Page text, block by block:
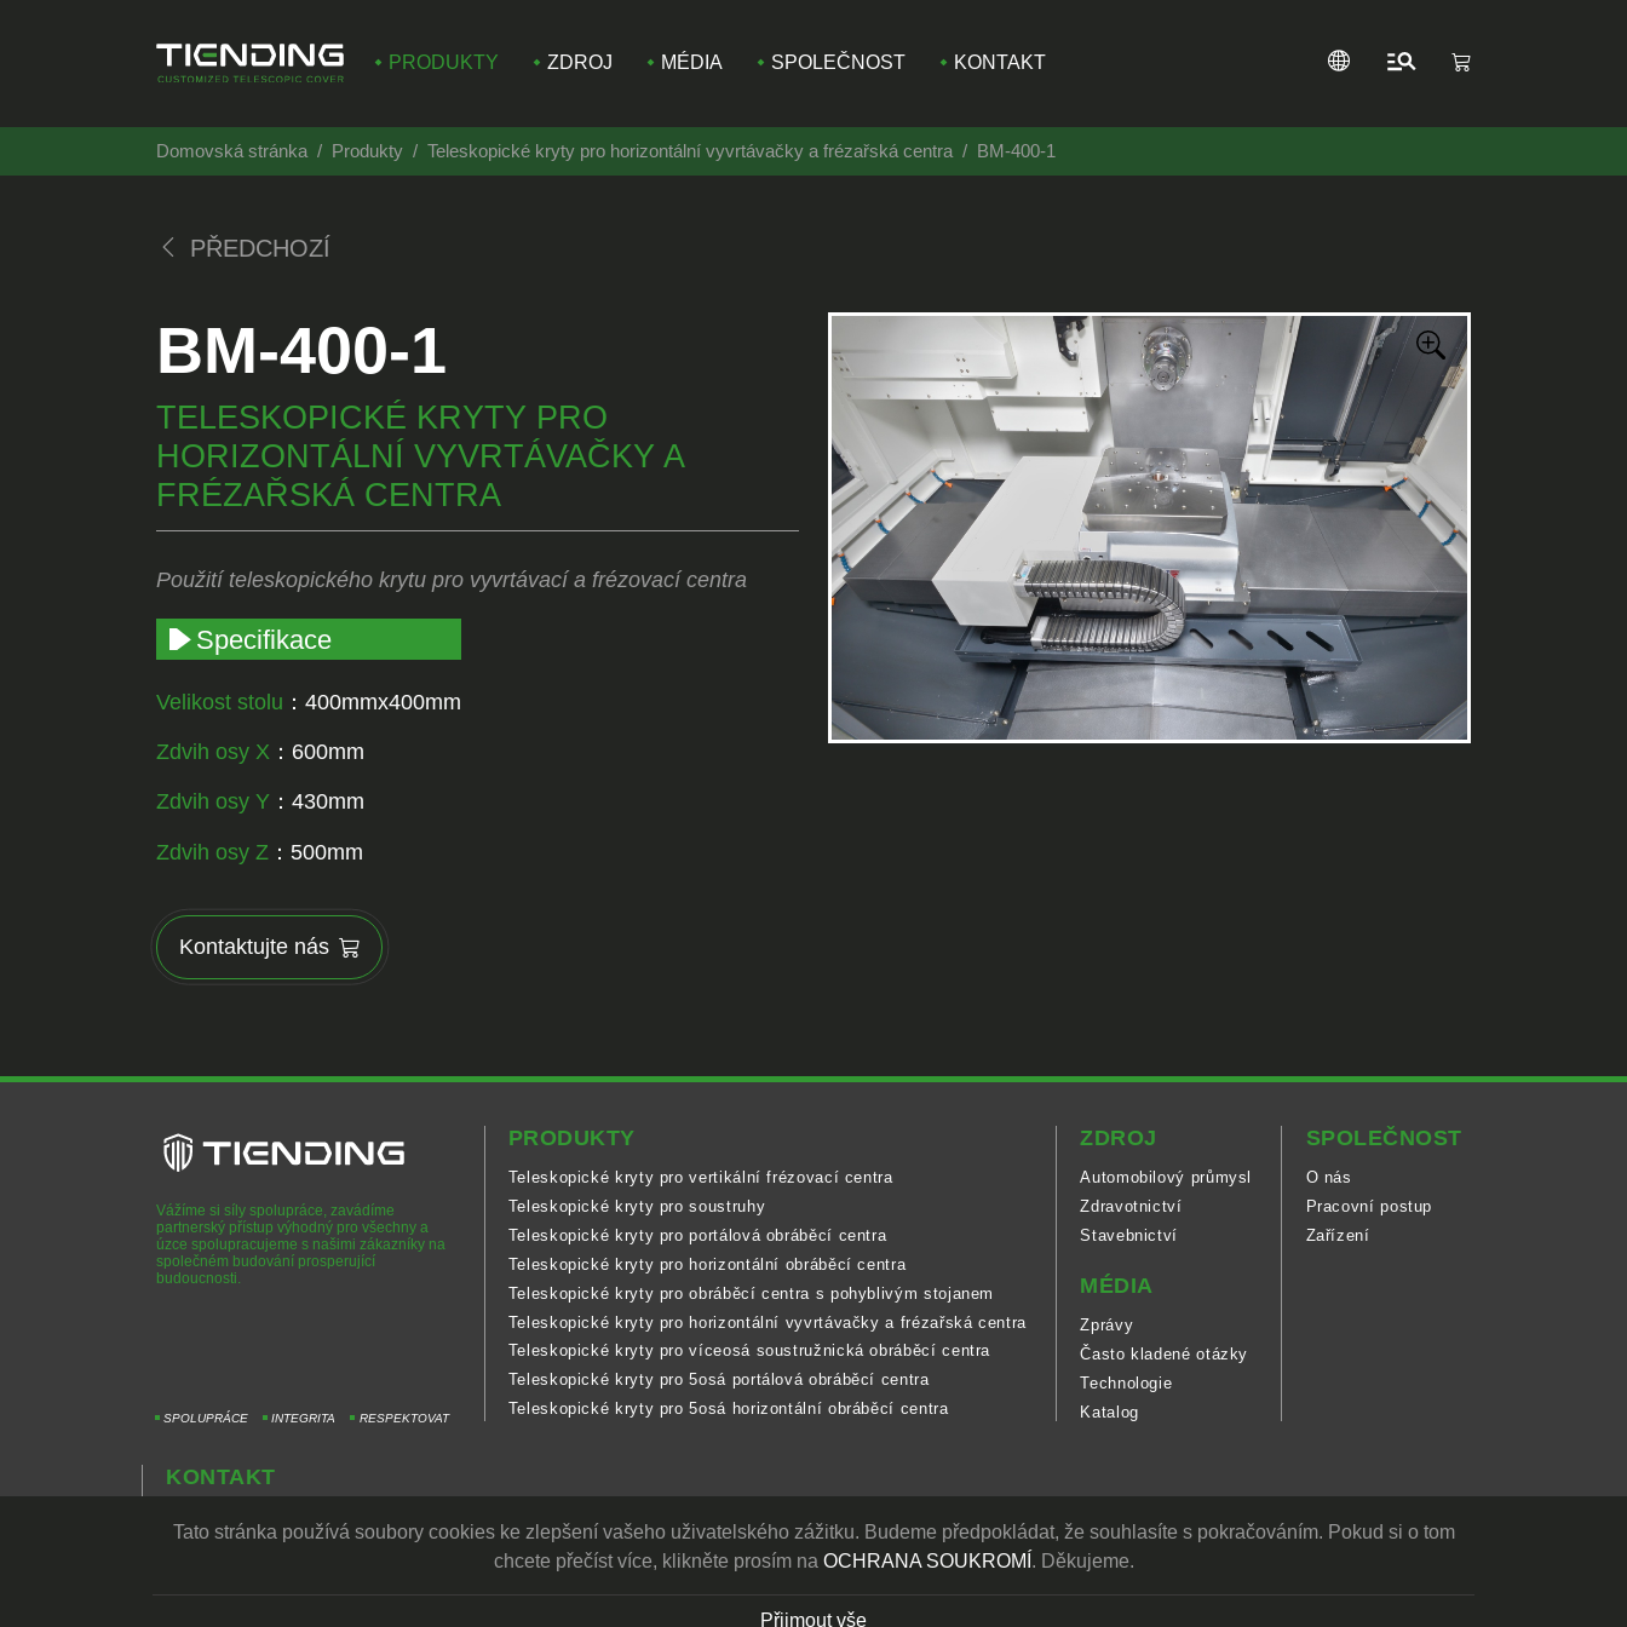
PRODUKTY ZDROJ MÉDIA SPOLEČNOST KONTAKT
Domovská stránka Produkty Teleskopické kryty pro horizontální vyvrtávačky a frézařská centra BM-400-1
PŘEDCHOZÍ
BM-400-1
TELESKOPICKÉ KRYTY PRO
HORIZONTÁLNÍ VYVRTÁVAČKY A
FRÉZAŘSKÁ CENTRA
Použití teleskopického krytu pro vyvrtávací a frézovací centra
Specifikace
Velikost stolu ：400mmx400mm
Zdvih osy X ：600mm
Zdvih osy Y ：430mm
Zdvih osy Z ：500mm
Kontaktujte nás
Vážíme si síly spolupráce, zavádíme
partnerský přístup výhodný pro všechny a
úzce spolupracujeme s našimi zákazníky na
společném budování prosperující
budoucnosti.
SPOLUPRÁCE INTEGRITA RESPEKTOVAT
PRODUKTY
Teleskopické kryty pro vertikální frézovací centra
Teleskopické kryty pro soustruhy
Teleskopické kryty pro portálová obráběcí centra
Teleskopické kryty pro horizontální obráběcí centra
Teleskopické kryty pro obráběcí centra s pohyblivým stojanem
Teleskopické kryty pro horizontální vyvrtávačky a frézařská centra
Teleskopické kryty pro víceosá soustružnická obráběcí centra
Teleskopické kryty pro 5osá portálová obráběcí centra
Teleskopické kryty pro 5osá horizontální obráběcí centra
ZDROJ
Automobilový průmysl
Zdravotnictví
Stavebnictví
MÉDIA
Zprávy
Často kladené otázky
Technologie
Katalog
SPOLEČNOST
O nás
Pracovní postup
Zařízení
KONTAKT
SOUKROMÍ
EZB2B
Tato stránka používá soubory cookies ke zlepšení vašeho uživatelského zážitku. Budeme předpokládat, že souhlasíte s pokračováním. Pokud si o tom
chcete přečíst více, klikněte prosím na OCHRANA SOUKROMÍ. Děkujeme.
Přijmout vše